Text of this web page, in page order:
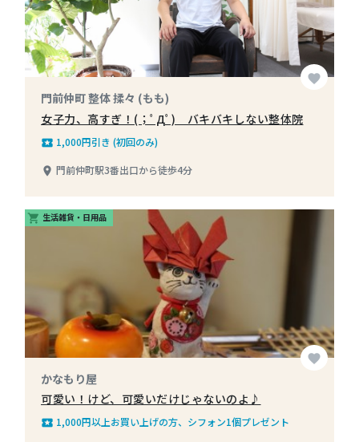
favorite
門前仲町 整体 揉々 (もも)
女子力、高すぎ！(；ﾟДﾟ) バキバキしない整体院
local_play 1,000円引き (初回のみ)
place 門前仲町駅3番出口から徒歩4分
shopping_cart 生活雑貨・日用品
favorite
かなもり屋
可愛い！けど、可愛いだけじゃないのよ♪
local_play 1,000円以上お買い上げの方、シフォン1個プレゼント